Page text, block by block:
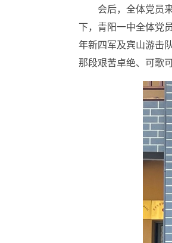
会后，全体党员来
下，青阳一中全体党
年新四军及宾山游击
那段艰苦卓绝、可歌